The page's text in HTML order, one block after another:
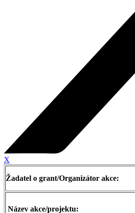
X
Žadatel o grant/Organizátor akce:
Název akce/projektu: